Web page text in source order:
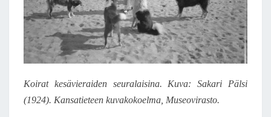
Koirat kesävieraiden seuralaisina. Kuva: Sakari Pälsi
(1924). Kansatieteen kuvakokoelma, Museovirasto.